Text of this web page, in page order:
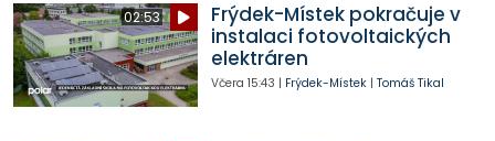
02:53
Frýdek-Místek pokračuje v
instalaci fotovoltaických
elektráren
Včera 15:43 | Frýdek-Místek| Tomáš Tikal